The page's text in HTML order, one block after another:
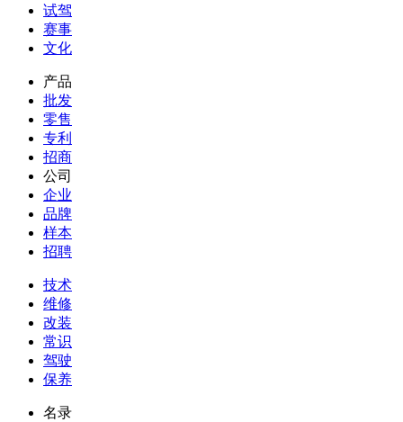
试驾
赛事
文化
产品
批发
零售
专利
招商
公司
企业
品牌
样本
招聘
技术
维修
改装
常识
驾驶
保养
名录